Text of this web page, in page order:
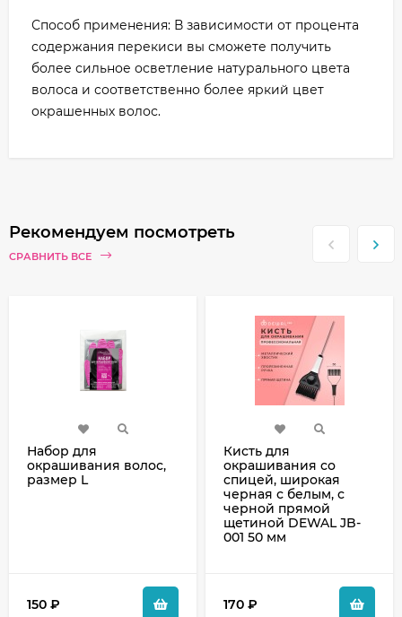
Способ применения: В зависимости от процента
содержания перекиси вы сможете получить
более сильное осветление натурального цвета
волоса и соответственно более яркий цвет
окрашенных волос.
Рекомендуем посмотреть
СРАВНИТЬ ВСЕ
Набор для
окрашивания волос,
размер L
150 ₽
Кисть для
окрашивания со
спицей, широкая
черная с белым, с
черной прямой
щетиной DEWAL JB-
001 50 мм
170 ₽